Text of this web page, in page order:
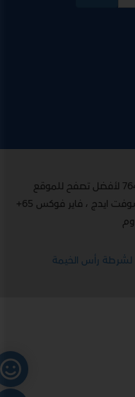
للموقع يدعم الموقع متصفحات مايكروسوفت ايدج ، فاير فوكس 65+
رأس الخيمة